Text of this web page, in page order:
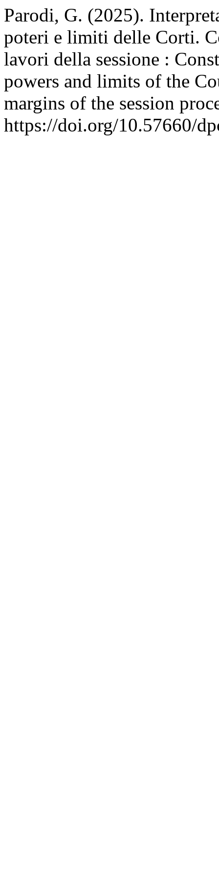
Parodi, G. (2025).
poteri e limiti delle Corti.
lavori della sessione :
powers and limits of the
margins of the session
https://doi.org/10.57660/